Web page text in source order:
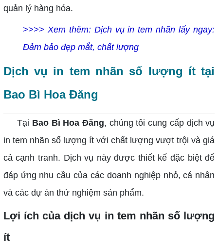
quản lý hàng hóa.
>>>> Xem thêm: Dịch vụ in tem nhãn lấy ngay:
Đảm bảo đẹp mắt, chất lượng
Dịch vụ in tem nhãn số lượng ít tại
Bao Bì Hoa Đăng
Tại Bao Bì Hoa Đăng, chúng tôi cung cấp dịch vụ
in tem nhãn số lượng ít với chất lượng vượt trội và giá
cả cạnh tranh. Dịch vụ này được thiết kế đặc biệt để
đáp ứng nhu cầu của các doanh nghiệp nhỏ, cá nhân
và các dự án thử nghiệm sản phẩm.
Lợi ích của dịch vụ in tem nhãn số lượng
ít